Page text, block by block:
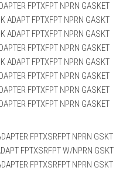
FPTXFPT NPRN GASKET
ADAPT FPTXFPT NPRN GASKT
ADAPT FPTXFPT NPRN GASKT
FPTXFPT NPRN GASKET
ADAPT FPTXFPT NPRN GASKT
FPTXFPT NPRN GASKET
FPTXFPT NPRN GASKET
FPTXFPT NPRN GASKET
FPTXSRFPT NPRN GSKT
FPTXSRFPT W/NPRN GSKT
FPTXSRFPT NPRN GSKT